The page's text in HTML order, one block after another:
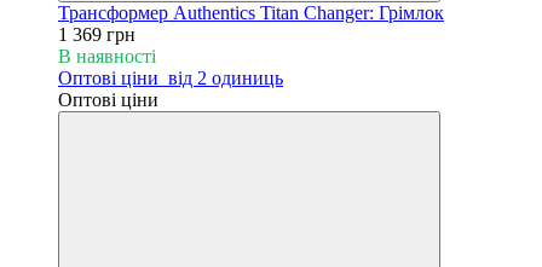
Трансформер Authentics Titan Changer: Грімлок
1 369 грн
В наявності
Оптові ціни від 2 одиниць
Оптові ціни